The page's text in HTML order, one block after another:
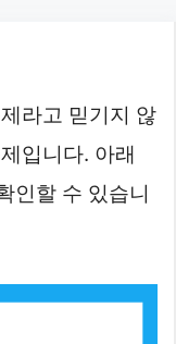
라고 믿기지 않
입니다. 아래
인할 수 있습니